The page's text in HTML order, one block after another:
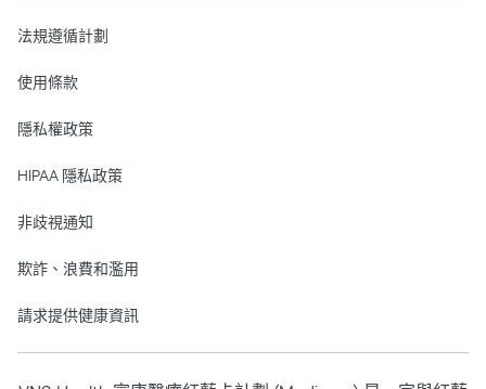
法規遵循計劃
使用條款
隱私權政策
HIPAA 隱私政策
非歧視通知
欺詐、浪費和濫用
請求提供健康資訊